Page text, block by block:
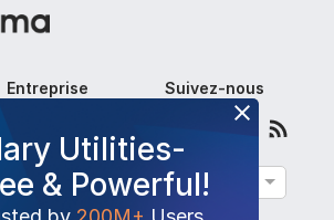
Utilities-
& Powerful!
Entreprise
À propos de nous
Contactez-nous
Soumettre le
Suivez-nous
Français